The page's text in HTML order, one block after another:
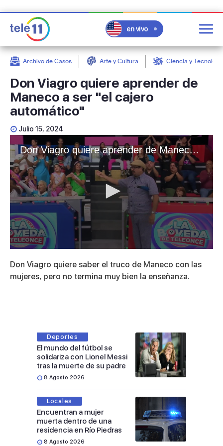
en vivo
Archivo de Casos Arte y Cultura Ciencia y
Don Viagro quiere aprender de
Maneco a ser "el cajero
automático"
Julio 15, 2024
Don Viagro quiere aprender de Maneco a ser "el cajero automático"
seconds
of
3
Don Viagro quiere saber el truco de Maneco con las
mujeres, pero no termina muy bien la enseñanza.
Deportes
El mundo del fútbol se
solidariza con Lionel Messi
tras la muerte de su padre
8 Agosto 2026
Locales
Encuentran a mujer
muerta dentro de una
residencia en Río Piedras
8 Agosto 2026
post